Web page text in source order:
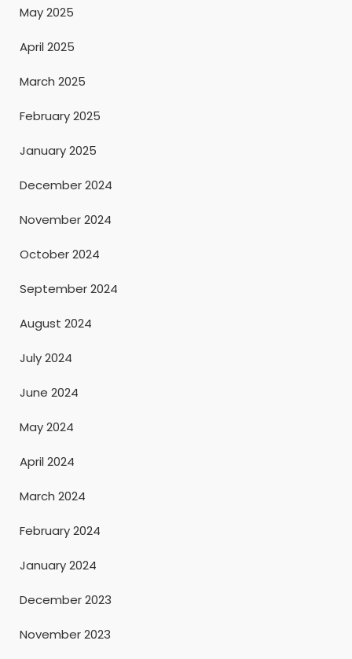
May 2025
April 2025
March 2025
February 2025
January 2025
December 2024
November 2024
October 2024
September 2024
August 2024
July 2024
June 2024
May 2024
April 2024
March 2024
February 2024
January 2024
December 2023
November 2023